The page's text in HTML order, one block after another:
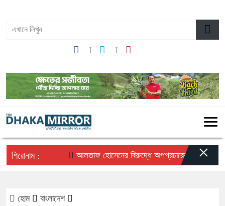
শিরোনাম : আলতাফ হোসেনের বিরুদ্ধে অপপ্রচারের প্রতিবাদে×
হোম
বাংলাদেশ